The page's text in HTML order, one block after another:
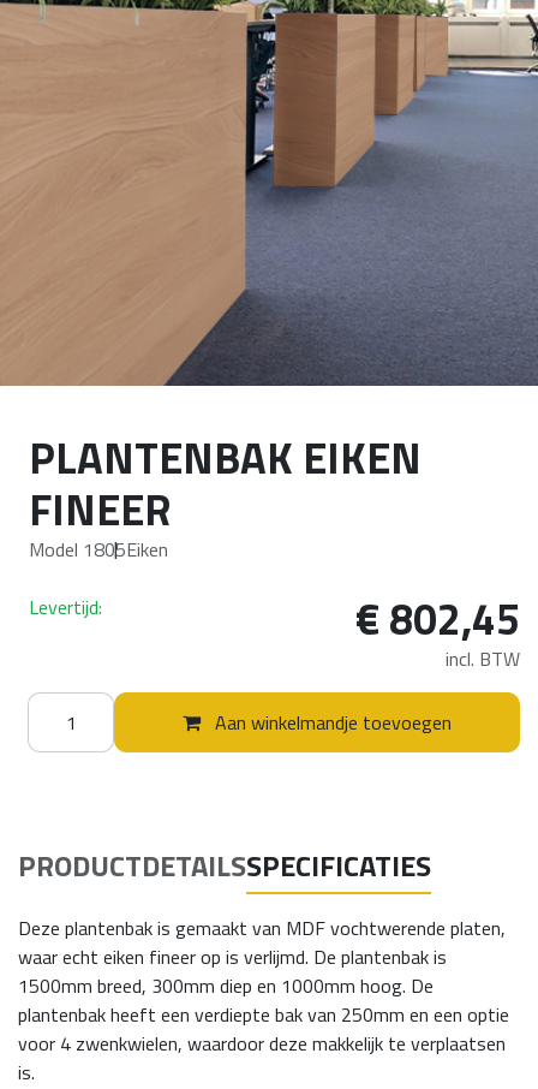
PLANTENBAK EIKEN
FINEER
Model 1805Eiken
Aan winkelmandje toevoegen
Levertijd: €802,45
incl. BTW
PRODUCTDETAILSSPECIFICATIES
Deze plantenbak is gemaakt van MDF vochtwerende platen,
waar echt eiken fineer op is verlijmd. De plantenbak is
1500mm breed, 300mm diep en 1000mm hoog. De
plantenbak heeft een verdiepte bak van 250mm en een optie
voor 4 zwenkwielen, waardoor deze makkelijk te verplaatsen
is.